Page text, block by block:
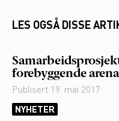
LES OGSÅ DISSE
forebyggende arena
Publisert 19. mai 2017
NYHETER